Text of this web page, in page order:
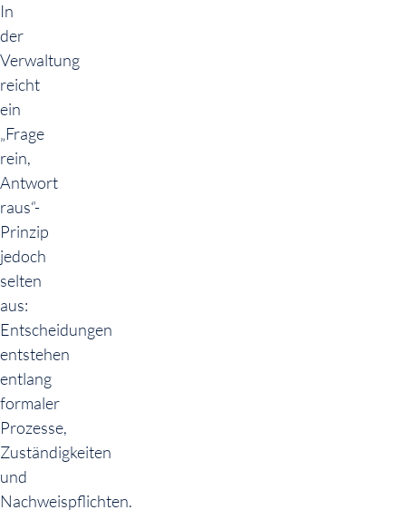
In
der
Verwaltung
reicht
ein
„Frage
rein,
Antwort
raus“-
Prinzip
jedoch
selten
aus:
Entscheidungen
entstehen
entlang
formaler
Prozesse,
Zuständigkeiten
und
Nachweispflichten.